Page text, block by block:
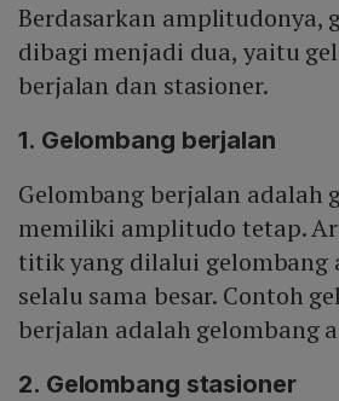
Berdasarkan amplitudonya,
dibagi menjadi dua, yaitu
berjalan dan stasioner.
1. Gelombang berjalan
Gelombang berjalan adalah
memiliki amplitudo tetap.
titik yang dilalui gelombang
selalu sama besar. Contoh
berjalan adalah gelombang
2. Gelombang stasioner